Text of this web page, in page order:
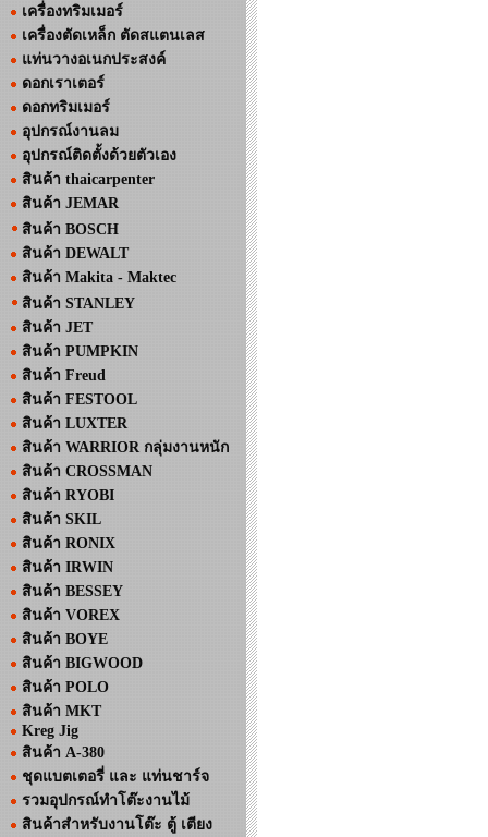
เครื่องทริมเมอร์
เครื่องตัดเหล็ก ตัดสแตนเลส
แท่นวางอเนกประสงค์
ดอกเราเตอร์
ดอกทริมเมอร์
อุปกรณ์งานลม
อุปกรณ์ติดตั้งด้วยตัวเอง
สินค้า thaicarpenter
สินค้า JEMAR
สินค้า BOSCH
สินค้า DEWALT
สินค้า Makita - Maktec
สินค้า STANLEY
สินค้า JET
สินค้า PUMPKIN
สินค้า Freud
สินค้า FESTOOL
สินค้า LUXTER
สินค้า WARRIOR กลุ่มงานหนัก
สินค้า CROSSMAN
สินค้า RYOBI
สินค้า SKIL
สินค้า RONIX
สินค้า IRWIN
สินค้า BESSEY
สินค้า VOREX
สินค้า BOYE
สินค้า BIGWOOD
สินค้า POLO
สินค้า MKT
Kreg Jig
สินค้า A-380
ชุดแบตเตอรี่ และ แท่นชาร์จ
รวมอุปกรณ์ทำโต๊ะงานไม้
สินค้าสำหรับงานโต๊ะ ตู้ เตียง